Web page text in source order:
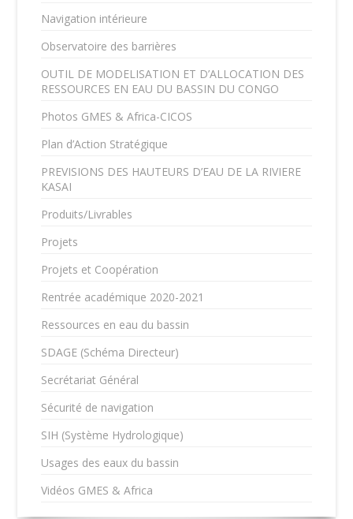
Navigation intérieure
Observatoire des barrières
OUTIL DE MODELISATION ET D’ALLOCATION DES
RESSOURCES EN EAU DU BASSIN DU CONGO
Photos GMES & Africa-CICOS
Plan d’Action Stratégique
PREVISIONS DES HAUTEURS D’EAU DE LA RIVIERE
KASAI
Produits/Livrables
Projets
Projets et Coopération
Rentrée académique 2020-2021
Ressources en eau du bassin
SDAGE (Schéma Directeur)
Secrétariat Général
Sécurité de navigation
SIH (Système Hydrologique)
Usages des eaux du bassin
Vidéos GMES & Africa